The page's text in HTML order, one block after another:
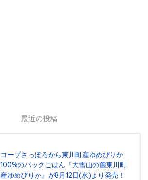
最近の投稿
コープさっぽろから東川町産ゆめぴりか
100%のパックごはん『⼤雪⼭の麓東川町
産ゆめぴりか』が8⽉12⽇(⽔)より発売！